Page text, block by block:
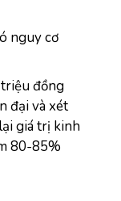
nguy cơ
đồng
đại và xét
giá trị kinh
80-85%